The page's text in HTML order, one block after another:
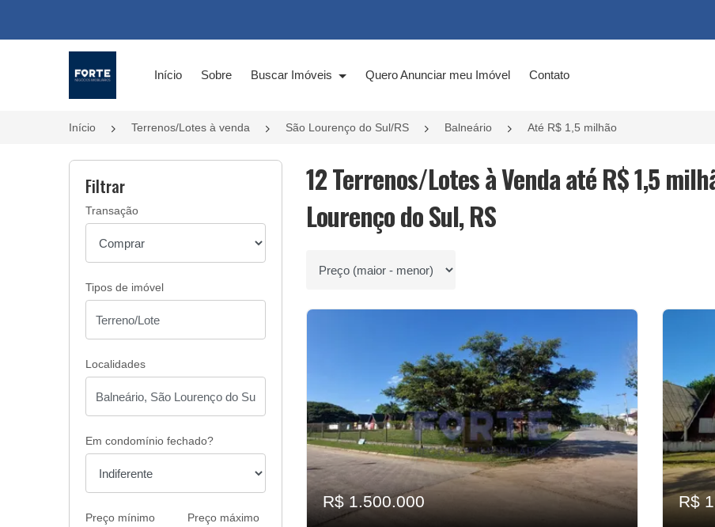
Início Sobre Buscar Imóveis Quero Anunciar meu Imóvel Contato
Início Terrenos/Lotes à venda São Lourenço do Sul/RS Balneário Até R$ 1,5 milhão
Filtrar
Transação
Tipos de imóvel
Localidades
Em condomínio fechado?
Preço mínimo Preço máximo
12 Terrenos/Lotes à Venda até R$ 1,5
Lourenço do Sul, RS
Ordenar por
R$ 1.500.000 R$